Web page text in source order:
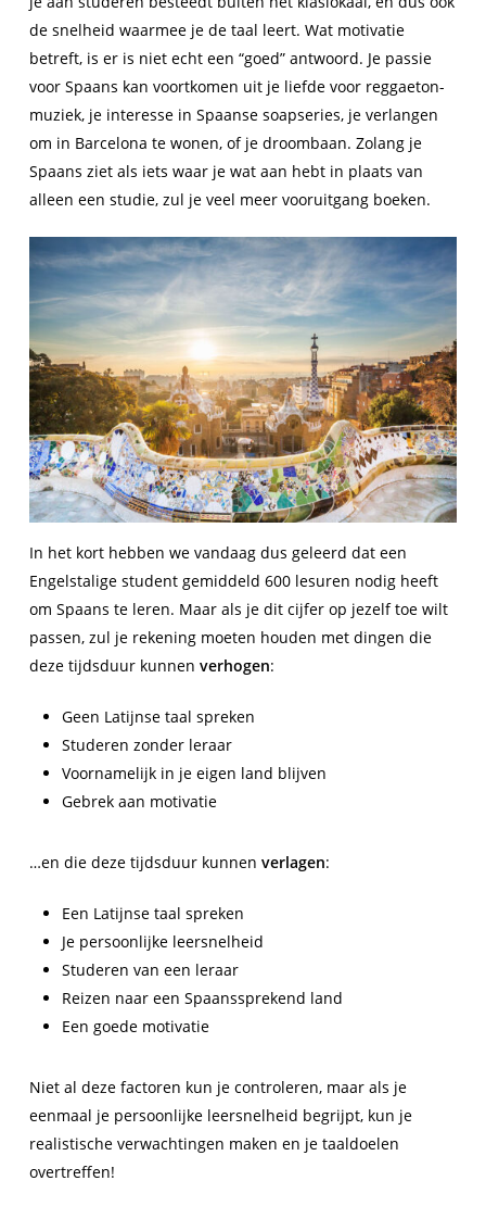
de snelheid waarmee je de taal leert. Wat motivatie
betreft, is er is niet echt een “goed” antwoord. Je passie
voor Spaans kan voortkomen uit je liefde voor reggaeton-
muziek, je interesse in Spaanse soapseries, je verlangen
om in Barcelona te wonen, of je droombaan. Zolang je
Spaans ziet als iets waar je wat aan hebt in plaats van
alleen een studie, zul je veel meer vooruitgang boeken.
In het kort hebben we vandaag dus geleerd dat een
Engelstalige student gemiddeld 600 lesuren nodig heeft
om Spaans te leren. Maar als je dit cijfer op jezelf toe wilt
passen, zul je rekening moeten houden met dingen die
deze tijdsduur kunnen verhogen:
Geen Latijnse taal spreken
Studeren zonder leraar
Voornamelijk in je eigen land blijven
Gebrek aan motivatie
…en die deze tijdsduur kunnen verlagen:
Een Latijnse taal spreken
Je persoonlijke leersnelheid
Studeren van een leraar
Reizen naar een Spaanssprekend land
Een goede motivatie
Niet al deze factoren kun je controleren, maar als je
eenmaal je persoonlijke leersnelheid begrijpt, kun je
realistische verwachtingen maken en je taaldoelen
overtreffen!